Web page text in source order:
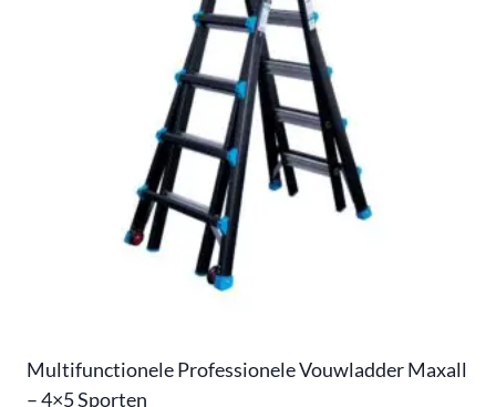
Multifunctionele Professionele Vouwladder Maxall
– 4×5 Sporten